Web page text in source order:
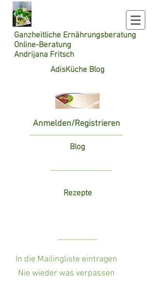
Ganzheitliche Ernährungsberatung
Online-Beratung
Andrijana Fritsch
AdisKüche Blog
Anmelden/Registrieren
Blog
Rezepte
In die Mailingliste eintragen
Nie wieder was verpassen